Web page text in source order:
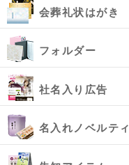
会葬礼状はがき
フォルダー
社名入り広告
名入れノベルティ